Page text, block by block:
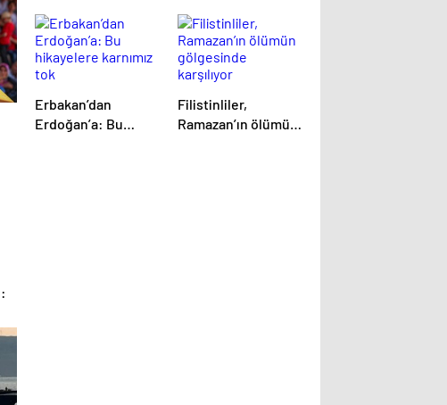
Erbakan’dan
Erdoğan’a: Bu
Filistinliler,
Ramazan’ın ölümün